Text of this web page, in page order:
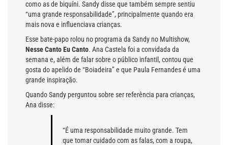
como as de biquíni. Sandy disse que também sempre sentiu
“uma grande responsabilidade”, principalmente quando era
mais nova e influenciava crianças.
Esse bate-papo rolou no programa da Sandy no Multishow,
Nesse Canto Eu Canto. Ana Castela foi a convidada da
semana e, além de falar sobre o público infantil, contou que
gosta do apelido de “Boiadeira” e que Paula Fernandes é uma
grande inspiração.
Quando Sandy perguntou sobre ser referência para crianças,
Ana disse:
“É uma responsabilidade muito grande. Tem
que tomar cuidado com as falas, com a roupa,